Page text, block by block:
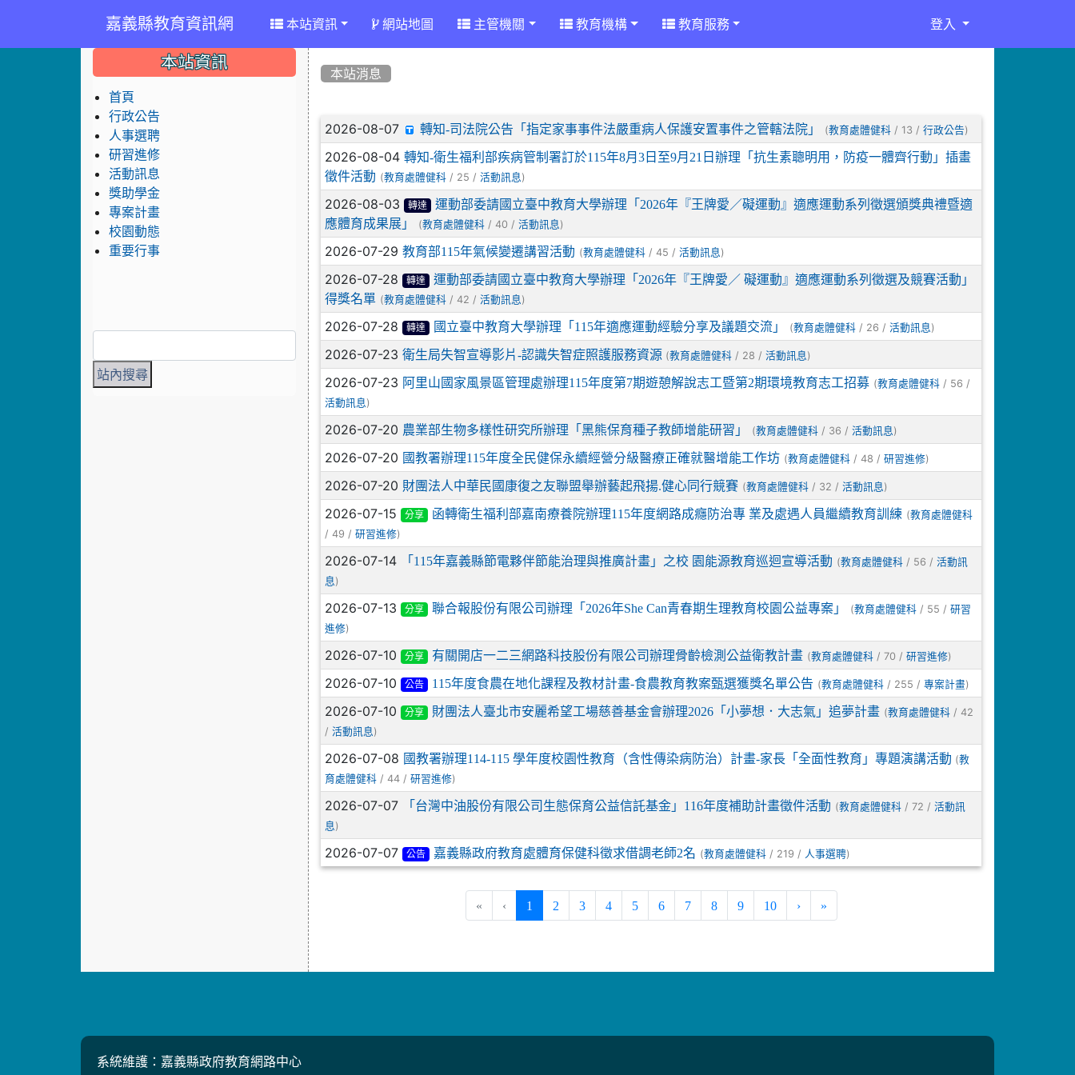
嘉義縣教育資訊網 本站資訊 網站地圖 主管機關 教育機構 教育服務 登入
本站消息
文章列表
2026-08-07 轉知-司法院公告「指定家事事件法嚴重病人保護安置事件之管轄法院」 (教育處體健科 / 13 /行政公告)
2026-08-04轉知-衛生福利部疾病管制署訂於115年8月3日至9月21日辦理「抗生素聰明用，防疫一體齊行動」插畫
徵件活動 (教育處體健科 / 25 /活動訊息 )
2026-08-03 轉達
運動部委請國立臺中教育大學辦理「2026年『王牌愛／礙運動』適應運動系列徵選頒獎典禮暨適
應體育成果展」
(教育處體健科 / 40 /活動訊息 )
2026-07-29教育部115年氣候變遷講習活動 (教育處體健科 / 45 /活動訊息 )
2026-07-28 轉達
運動部委請國立臺中教育大學辦理「2026年『王牌愛／ 礙運動』適應運動系列徵選及競賽活動」
得獎名單 (教育處體健科 / 42 /活動訊息 )
2026-07-28 轉達 國立臺中教育大學辦理「115年適應運動經驗分享及議題交流」 (教育處體健科 / 26 / 活動訊息 )
2026-07-23衛生局失智宣導影片-認識失智症照護服務資源 (教育處體健科 / 28 /活動訊息 )
2026-07-23 阿里山國家風景區管理處辦理115年度第7期遊憩解說志工暨第2期環境教育志工招募 (教育處體健科 / 56 /
活動訊息 )
2026-07-20 農業部生物多樣性研究所辦理「黑熊保育種子教師增能研習」 (教育處體健科 / 36 /活動訊息 )
2026-07-20 國教署辦理115年度全民健保永續經營分級醫療正確就醫增能工作坊 (教育處體健科 / 48 /研習進修)
2026-07-20 財團法人中華民國康復之友聯盟舉辦藝起飛揚.健心同行競賽 (教育處體健科 / 32 /活動訊息 )
2026-07-15 分享 函轉衛生福利部嘉南療養院辦理115年度網路成癮防治專 業及處遇人員繼續教育訓練 (教育處體健科
/ 49 /研習進修)
2026-07-14 「115年嘉義縣節電夥伴節能治理與推廣計畫」之校 園能源教育巡迴宣導活動 (教育處體健科 / 56 /活動訊
息 )
2026-07-13 分享 聯合報股份有限公司辦理「2026年She Can青春期生理教育校園公益專案」 (教育處體健科 / 55 / 研習
進修)
2026-07-10 分享 有關開店一二三網路科技股份有限公司辦理骨齡檢測公益衛教計畫 (教育處體健科 / 70 / 研習進修)
2026-07-10 公告 115年度食農在地化課程及教材計畫-食農教育教案甄選獲獎名單公告 (教育處體健科 / 255 / 專案計畫)
2026-07-10 分享 財團法人臺北市安麗希望工場慈善基金會辦理2026「小夢想．大志氣」追夢計畫 (教育處體健科 / 42
/活動訊息 )
2026-07-08 國教署辦理114-115 學年度校園性教育（含性傳染病防治）計畫-家長「全面性教育」專題演講活動 (教
育處體健科 / 44 /研習進修)
2026-07-07 「台灣中油股份有限公司生態保育公益信託基金」116年度補助計畫徵件活動 (教育處體健科 / 72 /活動訊
息 )
2026-07-07 公告 嘉義縣政府教育處體育保健科徵求借調老師2名 (教育處體健科 / 219 / 人事選聘)
« ‹ 1 (current)
2 3 4 5 6 7 8 9 10 › »
::: 本站資訊
首頁
行政公告
人事選聘
研習進修
活動訊息
獎助學金
專案計畫
校園動態
重要行事
系統維護：嘉義縣政府教育網路中心